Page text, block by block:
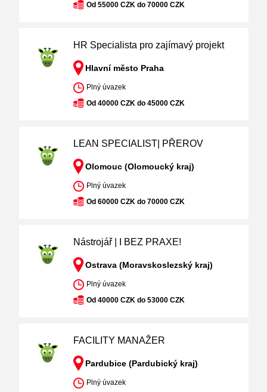
Od 55000 CZK do 70000 CZK
HR Specialista pro zajímavý projekt
Hlavní město Praha
Plný úvazek
Od 40000 CZK do 45000 CZK
LEAN SPECIALIST| PŘEROV
Olomouc (Olomoucký kraj)
Plný úvazek
Od 60000 CZK do 70000 CZK
Nástrojář | I BEZ PRAXE!
Ostrava (Moravskoslezský kraj)
Plný úvazek
Od 40000 CZK do 53000 CZK
FACILITY MANAŽER
Pardubice (Pardubický kraj)
Plný úvazek